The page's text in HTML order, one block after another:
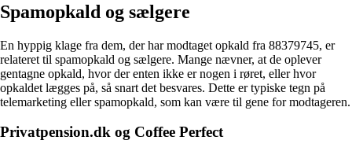
Spamopkald og sælgere
En hyppig klage fra dem, der har modtaget opkald fra 88379745, er
relateret til spamopkald og sælgere. Mange nævner, at de oplever
gentagne opkald, hvor der enten ikke er nogen i røret, eller hvor
opkaldet lægges på, så snart det besvares. Dette er typiske tegn på
telemarketing eller spamopkald, som kan være til gene for modtageren.
Privatpension.dk og Coffee Perfect